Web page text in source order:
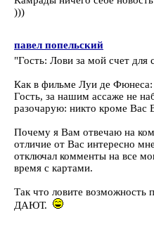
)))
павел попельский
"Гость: Лови за мой счет для
Как в фильме Луи де Фюнеса:
Гость, за нашим ассаже не
разочарую: никто кроме Вас
Почему я Вам отвечаю на
отличие от Вас интересно
отключал комменты на все
время с картами.
Так что ловите
ДАЮТ.